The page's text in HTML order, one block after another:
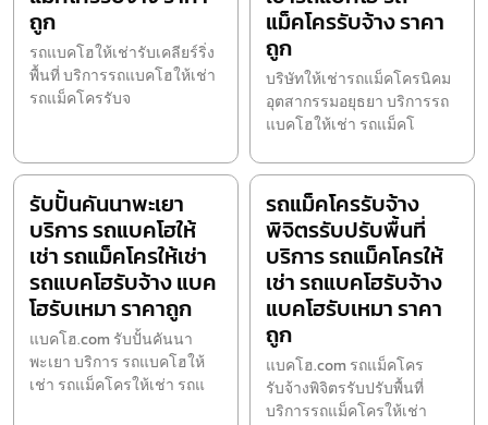
ถูก
รถแบคโฮให้เช่ารับเคลียร์ริ่ง
พื้นที่ บริการรถแบคโฮให้เช่า
รถแม็คโครรับจ
แม็คโครรับจ้าง ราคา
ถูก
บริษัทให้เช่ารถแม็คโครนิคม
อุตสากรรมอยุธยา บริการรถ
แบคโฮให้เช่า รถแม็คโ
รับปั้นคันนาพะเยา
บริการ รถแบคโฮให้
เช่า รถแม็คโครให้เช่า
รถแบคโฮรับจ้าง แบค
โฮรับเหมา ราคาถูก
แบคโฮ.com รับปั้นคันนา
พะเยา บริการ รถแบคโฮให้
เช่า รถแม็คโครให้เช่า รถแ
รถแม็คโครรับจ้าง
พิจิตรรับปรับพื้นที่
บริการ รถแม็คโครให้
เช่า รถแบคโฮรับจ้าง
แบคโฮรับเหมา ราคา
ถูก
แบคโฮ.com รถแม็คโคร
รับจ้างพิจิตรรับปรับพื้นที่
บริการรถแม็คโครให้เช่า